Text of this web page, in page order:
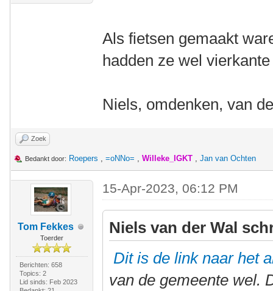
Als fietsen gemaakt
hadden ze wel
Niels, omdenken, van
Zoek
Bedankt door: Roepers , =oNNo= , Willeke_IGKT , Jan van Ochten
Tom Fekkes
Toerder
Berichten: 658
Topics: 2
Lid sinds: Feb 2023
15-Apr-2023, 06:12 PM
Niels van der Wal
Dit is de link naar het
van de gemeente wel.